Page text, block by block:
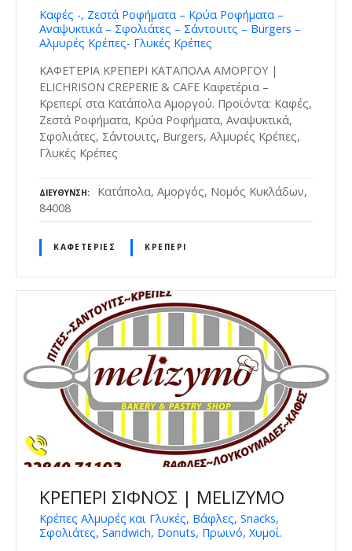
Καφές -, Ζεστά Ροφήματα – Κρύα Ροφήματα –
Αναψυκτικά – Σφολιάτες – Σάντουιτς – Burgers –
Αλμυρές Κρέπες- Γλυκές Κρέπες
ΚΑΦΕΤΕΡΙΑ ΚΡΕΠΕΡΙ ΚΑΤΑΠΟΛΑ ΑΜΟΡΓΟΥ |
ELICHRISON CREPERIE & CAFE Καφετέρια –
Κρεπερί στα Κατάπολα Αμοργού. Προϊόντα: Καφές,
Ζεστά Ροφήματα, Κρύα Ροφήματα, Αναψυκτικά,
Σφολιάτες, Σάντουιτς, Burgers, Αλμυρές Κρέπες,
Γλυκές Κρέπες
ΔΙΕΎΘΥΝΣΗ
Κατάπολα, Αμοργός, Νομός Κυκλάδων,
84008
ΚΑΦΕΤΈΡΙΕΣ ΚΡΕΠΕΡΊ
ΚΡΕΠΕΡΙ ΣΙΦΝΟΣ | MELIZYMO
Κρέπες Αλμυρές και Γλυκές, Βάφλες, Snacks,
Σφολιάτες, Sandwich, Donuts, Πρωινό, Χυμοί.